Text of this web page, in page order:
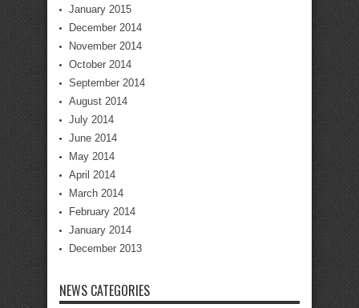
January 2015
December 2014
November 2014
October 2014
September 2014
August 2014
July 2014
June 2014
May 2014
April 2014
March 2014
February 2014
January 2014
December 2013
NEWS CATEGORIES